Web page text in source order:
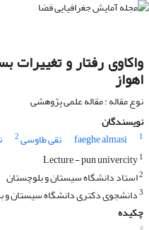
واکاوی رفتار و تغییرات
اهواز
نوع مقاله : مقاله علمی پژوهشی
نویسندگان
faeghe almasi
1 تقی طاوسی2
1
2استاد دانشگاه سیستان و بلوچستان
3دانشجوی دکتری دانشگاه سیستان و
چکیده